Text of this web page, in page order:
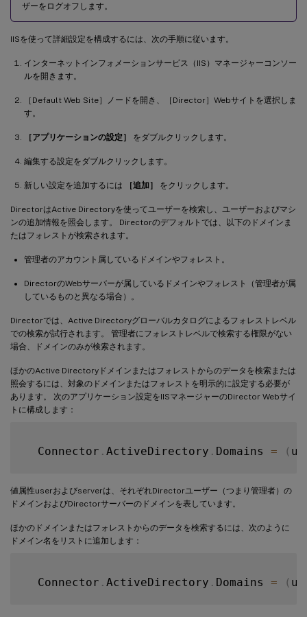
ザーをログオフします。
IISを使って詳細設定を構成するには、次の手順に従います。
インターネットインフォメーションサービス（IIS）マネージャーコンソー
ルを開きます。
［Default Web Site］ノードを開き、［Director］Webサイトを選択しま
す。
［アプリケーションの設定］ をダブルクリックします。
編集する設定をダブルクリックします。
新しい設定を追加するには ［追加］ をクリックします。
DirectorはActive Directoryを使ってユーザーを検索し、ユーザーおよびマシ
ンの追加情報を照会します。 Directorのデフォルトでは、以下のドメインま
たはフォレストが検索されます。
管理者のアカウント属しているドメインやフォレスト。
DirectorのWebサーバーが属しているドメインやフォレスト（管理者が属
しているものと異なる場合）。
Directorでは、Active Directoryグローバルカタログによるフォレストレベル
での検索が試行されます。 管理者にフォレストレベルで検索する権限がない
場合、ドメインのみが検索されます。
ほかのActive Directoryドメインまたはフォレストからのデータを検索または
照会するには、対象のドメインまたはフォレストを明示的に設定する必要が
あります。 次のアプリケーション設定をIISマネージャーのDirector Webサイ
トに構成します：
  Connector
. ActiveDirectory . Domains = (
値属性userおよびserverは、それぞれDirectorユーザー（つまり管理者）の
ドメインおよびDirectorサーバーのドメインを表しています。
ほかのドメインまたはフォレストからのデータを検索するには、次のように
ドメイン名をリストに追加します：
  Connector
. ActiveDirectory . Domains = (